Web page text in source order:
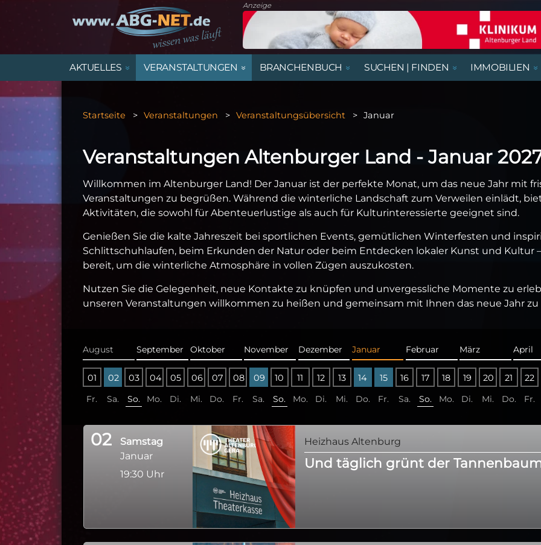
Anzeige
AKTUELLES
ARCHIV
VERANSTALTUNGEN
VORTRÄGE
SPORTVORSCHAU THEATER & KABARETT
BRANCHENBUCH SUCHEN | FINDEN
ALTENBURGER LAND
VEREINE
IMMOBILIEN
Startseite Veranstaltungen Veranstaltungsübersicht Januar
Veranstaltungen Altenburger Land - Januar
Willkommen im Altenburger Land! Der Januar ist der perfekte Monat, um das neue Jahr mit
Veranstaltungen zu begrüßen. Während die winterliche Landschaft zum Verweilen einlädt,
Aktivitäten, die sowohl für Abenteuerlustige als auch für Kulturinteressierte geeignet sind.
Genießen Sie die kalte Jahreszeit bei sportlichen Events, gemütlichen Winterfesten und
Schlittschuhlaufen, beim Erkunden der Natur oder beim Entdecken lokaler Kunst und Kultur
bereit, um die winterliche Atmosphäre in vollen Zügen auszukosten.
Nutzen Sie die Gelegenheit, neue Kontakte zu knüpfen und unvergessliche Momente zu
unseren Veranstaltungen willkommen zu heißen und gemeinsam mit Ihnen das neue Jahr zu
August September Oktober November Dezember Januar Februar März
April
August
September Oktober November
Dezember
01
Fr.
02
Sa.
03
So.
04
Mo.
05
Di.
06
Mi.
07
Do.
08
Fr.
09
Sa.
10
So.
11
Mo.
12
Di.
13
Mi.
14
Do.
15
Fr.
16
Sa.
17
So.
18
Mo.
19
Di.
20
Mi.
21
Do.
22
Fr.
Samstag
02
Januar
19:30 Uhr
Heizhaus Altenburg
Und täglich grünt der